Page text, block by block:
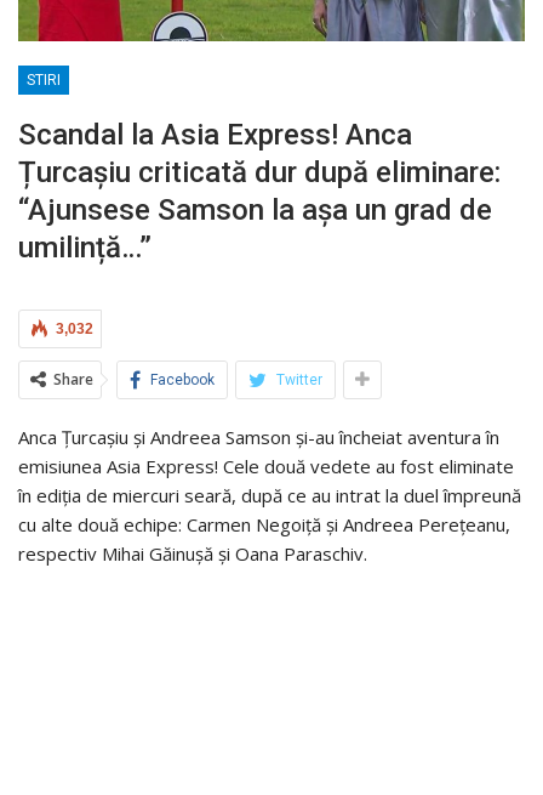
STIRI
Scandal la Asia Express! Anca
Țurcașiu criticată dur după eliminare:
“Ajunsese Samson la așa un grad de
umilință…”
3,032
Share Facebook Twitter
Anca Țurcașiu și Andreea Samson și-au încheiat aventura în
emisiunea Asia Express! Cele două vedete au fost eliminate
în ediția de miercuri seară, după ce au intrat la duel împreună
cu alte două echipe: Carmen Negoiță și Andreea Perețeanu,
respectiv Mihai Găinușă și Oana Paraschiv.